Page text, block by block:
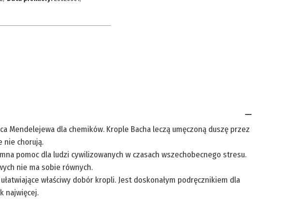
Mendelejewa dla chemików. Krople Bacha leczą umęczoną duszę przez
nie chorują.
pomoc dla ludzi cywilizowanych w czasach wszechobecnego stresu.
nie ma sobie równych.
właściwy dobór kropli. Jest doskonałym podręcznikiem dla
najwięcej.